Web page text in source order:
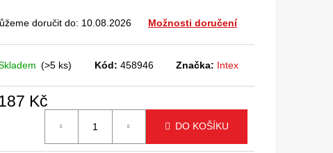
doručit do: 10.08.2026 Možnosti doručení
(>5 ks) Kód: 458946 Značka: Intex
Kč
DO KOŠÍKU